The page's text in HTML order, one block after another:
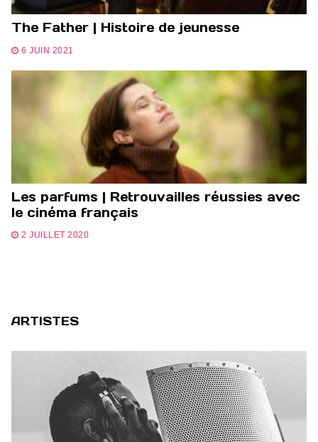
The Father | Histoire de jeunesse
6 JUIN 2021
Les parfums | Retrouvailles réussies avec
le cinéma français
2 JUILLET 2020
ARTISTES